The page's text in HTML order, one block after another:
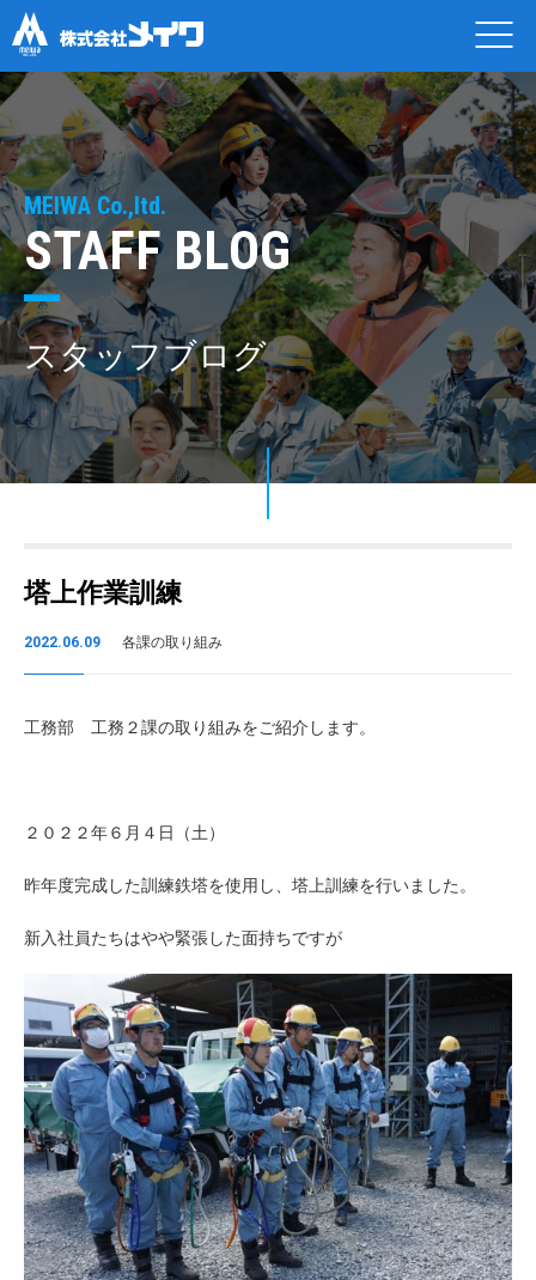
MEIWA Co.,ltd.
STAFF BLOG
スタッフブログ
塔上作業訓練
2022.06.09 各課の取り組み
工務部 工務２課の取り組みをご紹介します。
２０２２年６月４日（土）
昨年度完成した訓練鉄塔を使用し、塔上訓練を行いました。
新入社員たちはやや緊張した面持ちですが